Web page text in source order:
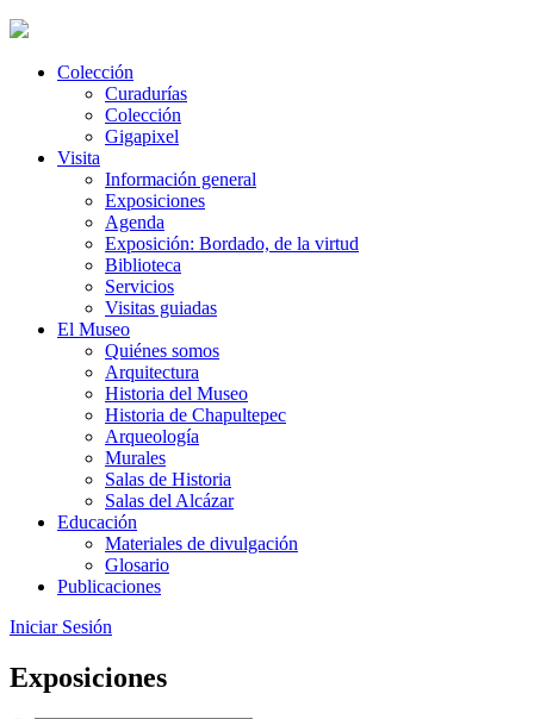
Colección
Curadurías
Colección
Gigapixel
Visita
Información general
Exposiciones
Agenda
Exposición: Bordado, de la virtud
Biblioteca
Servicios
Visitas guiadas
El Museo
Quiénes somos
Arquitectura
Historia del Museo
Historia de Chapultepec
Arqueología
Murales
Salas de Historia
Salas del Alcázar
Educación
Materiales de divulgación
Glosario
Publicaciones
Iniciar Sesión
Exposiciones